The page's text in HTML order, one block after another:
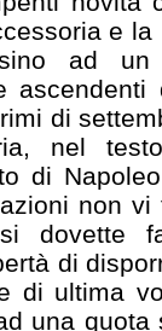
e
ad
ascendenti
di
nel
di
non
dovette
di
di ultima
una quota